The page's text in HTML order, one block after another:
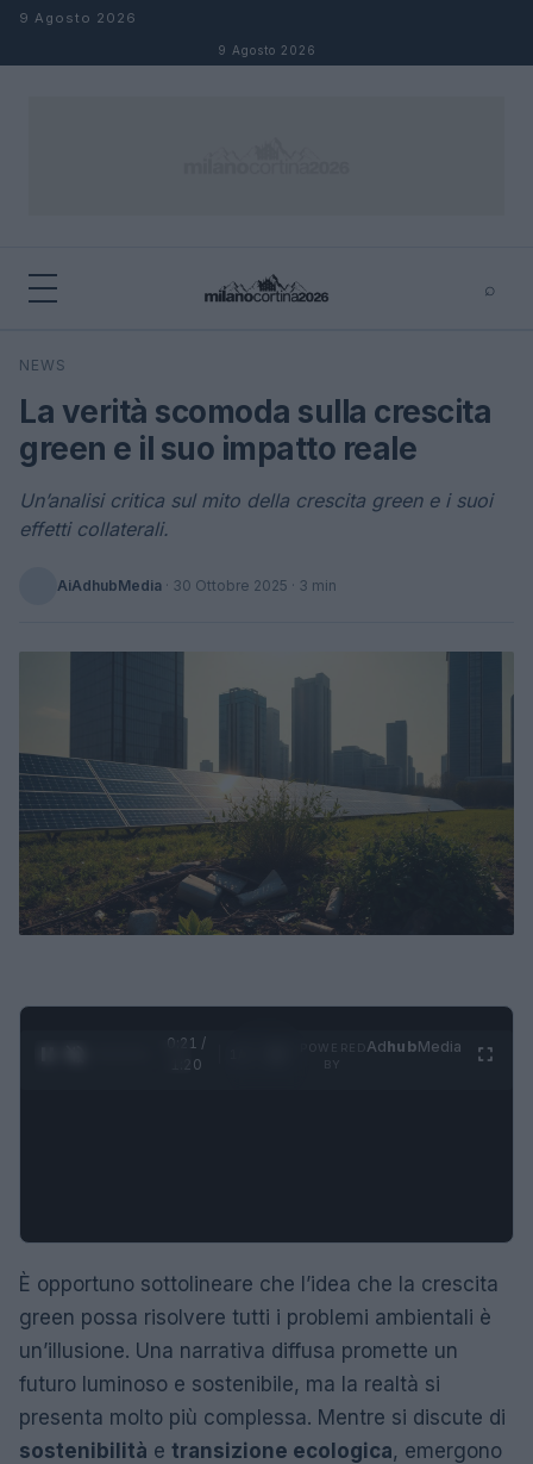
Salta al contenuto
9 Agosto 2026
9 Agosto 2026
⌕
Cerca
NEWS
La verità scomoda sulla crescita
green e il suo impatto reale
Un’analisi critica sul mito della crescita green e i suoi
effetti collaterali.
AiAdhubMedia · 30 Ottobre 2025 · 3 min
0:22 /
1:20
AdhubMedia
È opportuno sottolineare che l’idea che la crescita
green possa risolvere tutti i problemi ambientali è
un’illusione. Una narrativa diffusa promette un
futuro luminoso e sostenibile, ma la realtà si
presenta molto più complessa. Mentre si discute di
sostenibilità e transizione ecologica, emergono